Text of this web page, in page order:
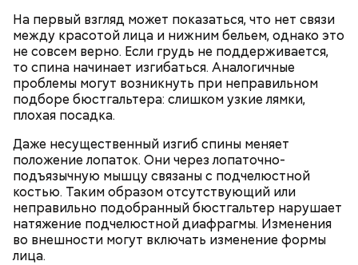
На первый взгляд может показаться, что нет связи
между красотой лица и нижним бельем, однако это
не совсем верно. Если грудь не поддерживается,
то спина начинает изгибаться. Аналогичные
проблемы могут возникнуть при неправильном
подборе бюстгальтера: слишком узкие лямки,
плохая посадка.
Даже несущественный изгиб спины меняет
положение лопаток. Они через лопаточно-
подъязычную мышцу связаны с подчелюстной
костью. Таким образом отсутствующий или
неправильно подобранный бюстгальтер нарушает
натяжение подчелюстной диафрагмы. Изменения
во внешности могут включать изменение формы
лица.
Однако диетолог предупредила: не для всех дыня
может быть полезна. В первую очередь ее стоит
есть с осторожностью людям:
Вовсю идет и сезон черешни. «Вечерняя Москва»
узнала у врача — эндокринолога-диетолога
Натальи Лазуренко,как правильно есть эту ягодус
пользой для здоровья.